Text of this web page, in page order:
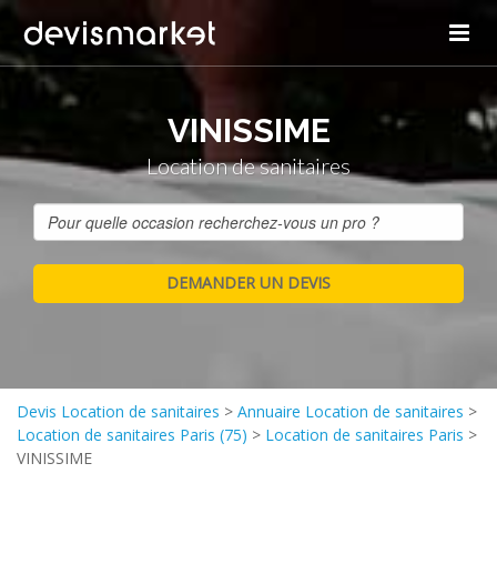
VINISSIME
Location de sanitaires
Devis Location de sanitaires > Annuaire Location de sanitaires >
Location de sanitaires Paris (75) > Location de sanitaires Paris >
VINISSIME